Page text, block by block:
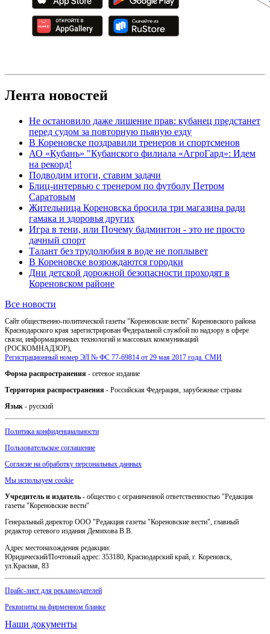
Лента новостей
Не остановило даже лишение прав: кубанец предстанет
перед судом за повторную пьяную езду
В Кореновске поздравили тренеров и спортсменов
АО «Кубань» "Кубанского филиала «АгроГард»: Идем
на рекорд!
Подводим итоги, ставим задачи
Блиц-интервью с тренером по футболу Петром
Саратовым
Жительница Кореновска бросила три магазина ради
гамака и здоровья других
Игра в тени, или Почему бадминтон - это не просто
дачный спорт
Талант без трудолюбия в воде не поплывет
В Кореновске возрождаются городки
Дни детской дорожной безопасности проходят в
Кореновском районе
Все новости
Сайт общественно-политической газеты "Кореновские вести" Кореновского района
Краснодарского края зарегистрирован Федеральной службой по надзору в сфере
связи, информационных технологий и массовых коммуникаций
(РОСКОМНАДЗОР),
Регистрационный номер ЭЛ № ФС 77-69814 от 29 мая 2017 года. СМИ
Форма распространения - сетевое издание
Территория распространения - Российская Федерация, зарубежные страны
Язык - русский
Политика конфиденциальности
Пользовательское соглашение
Согласие на обработку персональных данных
Мы используем cookie
Учредитель и издатель - общество с ограниченной ответственностью "Редакция
газеты "Кореновские вести"
Генеральный директор ООО "Редакция газеты "Кореновские вести", главный
редактор сетевого издания Демихова В.В.
Адрес местонахождения редакции:
Юридический/Почтовый адрес: 353180, Краснодарский край, г. Кореновск,
ул.Красная, 83
Прайс-лист для рекламодателей
Реквизиты на фирменном бланке
Наши документы